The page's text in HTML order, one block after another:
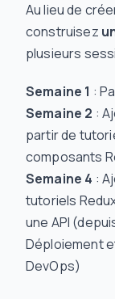
Au lieu de
construisez
plusieurs
Semaine 1 :
Semaine 2 :
partir de
composants
Semaine 4 :
tutoriels
une API
Déploiement
DevOps)